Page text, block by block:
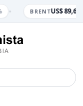
BRENTUS$ 89,65